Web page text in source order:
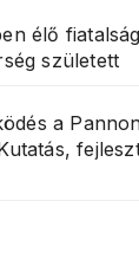
élő
született
a